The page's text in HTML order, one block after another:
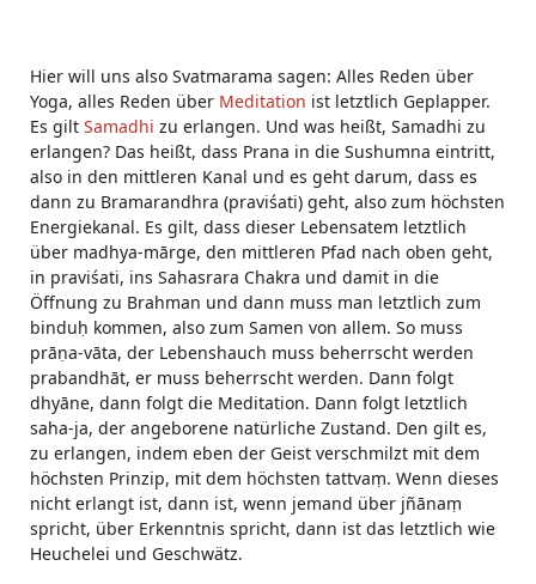
Hier will uns also Svatmarama sagen: Alles Reden über
Yoga, alles Reden über Meditation ist letztlich Geplapper.
Es gilt Samadhi zu erlangen. Und was heißt, Samadhi zu
erlangen? Das heißt, dass Prana in die Sushumna eintritt,
also in den mittleren Kanal und es geht darum, dass es
dann zu Bramarandhra (praviśati) geht, also zum höchsten
Energiekanal. Es gilt, dass dieser Lebensatem letztlich
über madhya-mārge, den mittleren Pfad nach oben geht,
in praviśati, ins Sahasrara Chakra und damit in die
Öffnung zu Brahman und dann muss man letztlich zum
binduḥ kommen, also zum Samen von allem. So muss
prāṇa-vāta, der Lebenshauch muss beherrscht werden
prabandhāt, er muss beherrscht werden. Dann folgt
dhyāne, dann folgt die Meditation. Dann folgt letztlich
saha-ja, der angeborene natürliche Zustand. Den gilt es,
zu erlangen, indem eben der Geist verschmilzt mit dem
höchsten Prinzip, mit dem höchsten tattvaṃ. Wenn dieses
nicht erlangt ist, dann ist, wenn jemand über jñānaṃ
spricht, über Erkenntnis spricht, dann ist das letztlich wie
Heuchelei und Geschwätz.